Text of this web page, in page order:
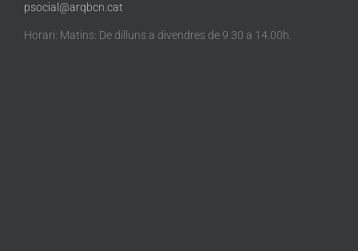
psocial@arqbcn.cat
Horari: Matins: De dilluns a divendres de 9.30 a 14.00h.